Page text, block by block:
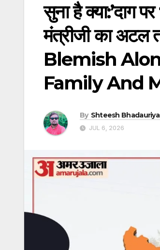
सुना है क्या:’दाग
मंत्रीजी का
Blemish
Family And
By Shteesh Bhadauriya
JUL 6, 2026